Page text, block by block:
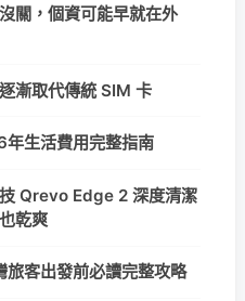
關，個資可能早就在外
漸取代傳統 SIM 卡
生活費用完整指南
Qrevo Edge 2 深度清潔
乾爽
客出發前必讀完整攻略